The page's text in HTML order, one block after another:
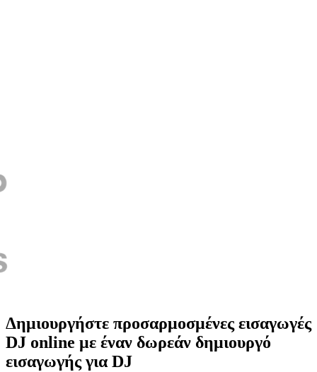
Δημιουργήστε προσαρμοσμένες εισαγωγές
DJ online με έναν δωρεάν δημιουργό
εισαγωγής για DJ